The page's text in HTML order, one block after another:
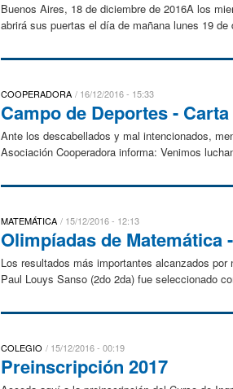
Buenos Aires, 18 de diciembre de 2016A los
abrirá sus puertas el día de mañana lunes 19
COOPERADORA 16/12/2016 - 15:33
Campo de Deportes -
Ante los descabellados y mal intencionados,
Asociación Cooperadora informa: Venimos
MATEMÁTICA 15/12/2016 - 12:13
Olimpíadas de Matemática
Los resultados más importantes alcanzados
Paul Louys Sanso (2do 2da) fue seleccionado
COLEGIO 15/12/2016 - 00:19
Preinscripción 2017